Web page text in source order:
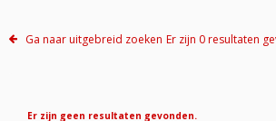
Ga naar uitgebreid zoeken Er zijn 0 resultaten
Er zijn geen resultaten gevonden.